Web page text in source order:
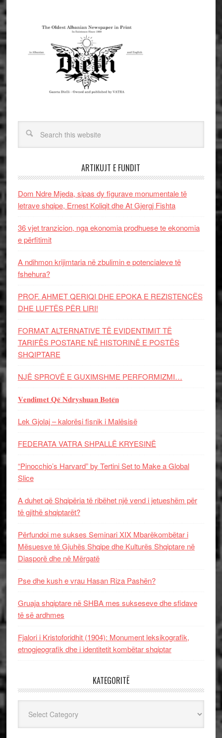
ARTIKUJT E FUNDIT
Dom Ndre Mjeda, sipas dy figurave monumentale të
letrave shqipe, Ernest Koliqit dhe At Gjergj Fishta
36 vjet tranzicion, nga ekonomia prodhuese te ekonomia
e përfitimit
A ndihmon krijimtaria në zbulimin e potencialeve të
fshehura?
PROF. AHMET QERIQI DHE EPOKA E REZISTENCЁS
DHE LUFTЁS PЁR LIRI!
FORMAT ALTERNATIVE TË EVIDENTIMIT TË
TARIFËS POSTARE NË HISTORINË E POSTËS
SHQIPTARE
NJË SPROVË E GUXIMSHME PERFORMIZMI…
𝐕𝐞𝐧𝐝𝐢𝐦𝐞𝐭 𝐐𝐞̈ 𝐍𝐝𝐫𝐲𝐬𝐡𝐮𝐚𝐧 𝐁𝐨𝐭𝐞̈𝐧
Lek Gjolaj – kalorësi fisnik i Malësisë
FEDERATA VATRA SHPALLË KRYESINË
“Pinocchio’s Harvard” by Tertini Set to Make a Global
Slice
A duhet që Shqipëria të ribëhet një vend i jetueshëm për
të gjithë shqiptarët?
Përfundoi me sukses Seminari XIX Mbarëkombëtar i
Mësuesve të Gjuhës Shqipe dhe Kulturës Shqiptare në
Diasporë dhe në Mërgatë
Pse dhe kush e vrau Hasan Riza Pashën?
Gruaja shqiptare në SHBA mes sukseseve dhe sfidave
të së ardhmes
Fjalori i Kristoforidhit (1904): Monument leksikografik,
etnogjeografik dhe i identitetit kombëtar shqiptar
KATEGORITË